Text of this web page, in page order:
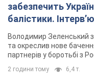
забезпечить
балістики.
Володимир Зеленський
та окреслив нове
партнерів у боротьбі з
2 години тому 6,4 т.